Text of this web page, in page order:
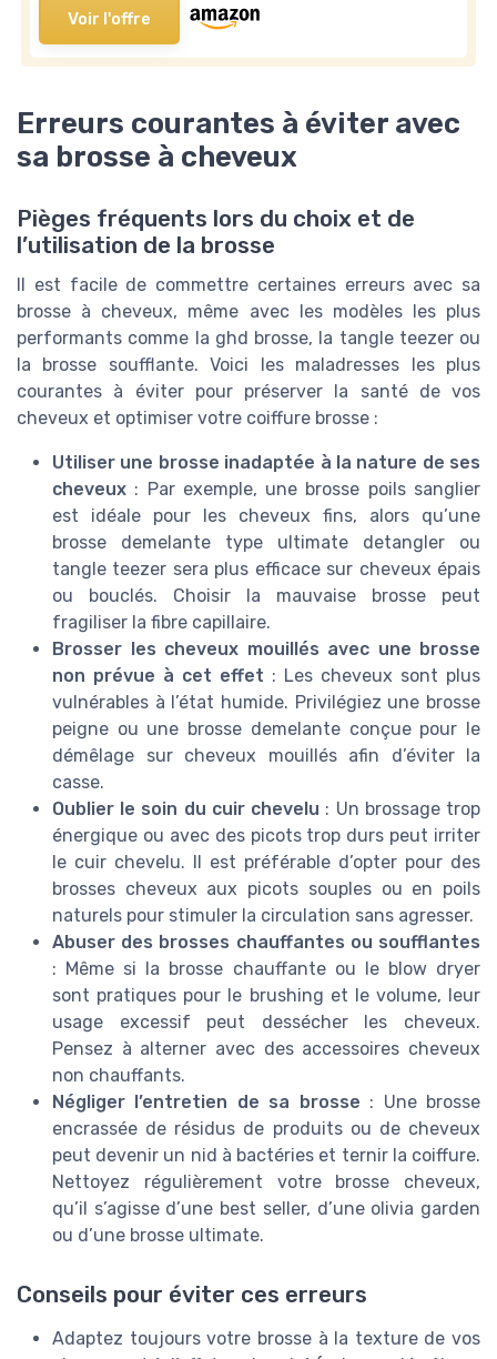
Voir l'offre
Erreurs courantes à éviter avec
sa brosse à cheveux
Pièges fréquents lors du choix et de
l’utilisation de la brosse
Il est facile de commettre certaines erreurs avec sa
brosse à cheveux, même avec les modèles les plus
performants comme la ghd brosse, la tangle teezer ou
la brosse soufflante. Voici les maladresses les plus
courantes à éviter pour préserver la santé de vos
cheveux et optimiser votre coiffure brosse :
Utiliser une brosse inadaptée à la nature de ses
cheveux : Par exemple, une brosse poils sanglier
est idéale pour les cheveux fins, alors qu’une
brosse demelante type ultimate detangler ou
tangle teezer sera plus efficace sur cheveux épais
ou bouclés. Choisir la mauvaise brosse peut
fragiliser la fibre capillaire.
Brosser les cheveux mouillés avec une brosse
non prévue à cet effet : Les cheveux sont plus
vulnérables à l’état humide. Privilégiez une brosse
peigne ou une brosse demelante conçue pour le
démêlage sur cheveux mouillés afin d’éviter la
casse.
Oublier le soin du cuir chevelu : Un brossage trop
énergique ou avec des picots trop durs peut irriter
le cuir chevelu. Il est préférable d’opter pour des
brosses cheveux aux picots souples ou en poils
naturels pour stimuler la circulation sans agresser.
Abuser des brosses chauffantes ou soufflantes
: Même si la brosse chauffante ou le blow dryer
sont pratiques pour le brushing et le volume, leur
usage excessif peut dessécher les cheveux.
Pensez à alterner avec des accessoires cheveux
non chauffants.
Négliger l’entretien de sa brosse : Une brosse
encrassée de résidus de produits ou de cheveux
peut devenir un nid à bactéries et ternir la coiffure.
Nettoyez régulièrement votre brosse cheveux,
qu’il s’agisse d’une best seller, d’une olivia garden
ou d’une brosse ultimate.
Conseils pour éviter ces erreurs
Adaptez toujours votre brosse à la texture de vos